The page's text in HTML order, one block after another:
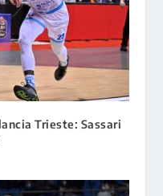
Trieste: Sassari